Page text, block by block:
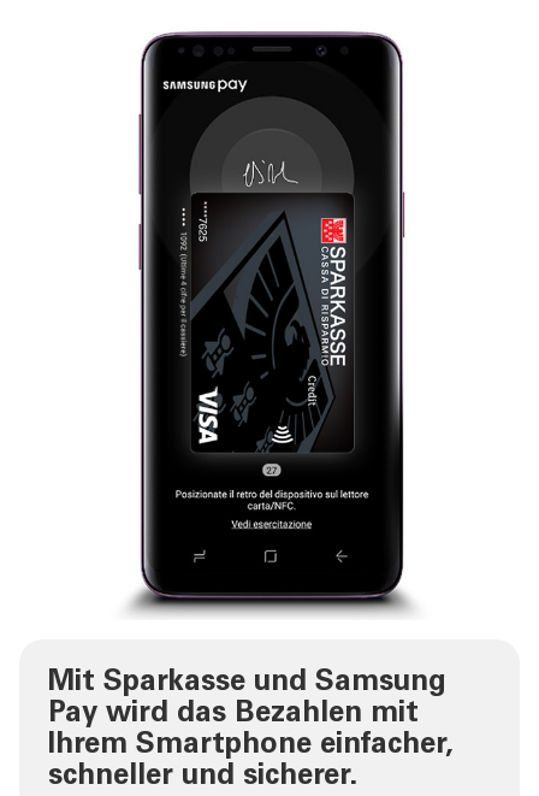
Mit Sparkasse und Samsung
Pay wird das Bezahlen mit
Ihrem Smartphone einfacher,
schneller und sicherer.